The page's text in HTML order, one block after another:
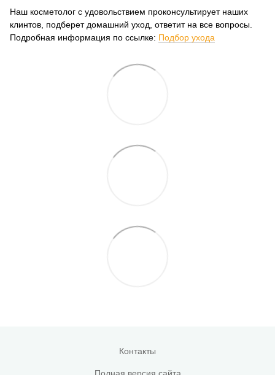
Наш косметолог с удовольствием проконсультирует наших
клинтов, подберет домашний уход, ответит на все вопросы.
Подробная информация по ссылке: Подбор ухода
Контакты
Полная версия сайта